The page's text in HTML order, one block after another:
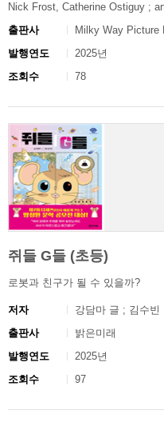
Nick Frost, Catherine Ostiguy ;
출판사
Milky Way Picture
발행연도
2025년
조회수
78
쥐들 G들 (초등)
로봇과 친구가 될 수 있을까?
저자
강담마 글 ; 김수빈
출판사
밝은미래
발행연도
2025년
조회수
97